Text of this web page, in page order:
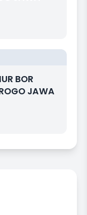
BOR
JAWA